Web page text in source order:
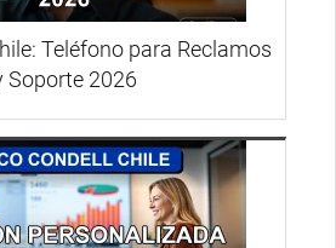
Teléfono para Reclamos
Soporte 2026